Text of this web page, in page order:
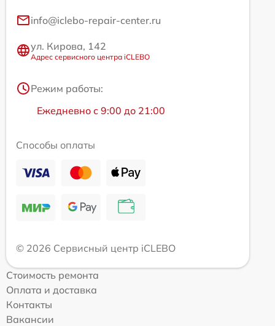
info@iclebo-repair-center.ru
ул. Кирова, 142
Адрес сервисного центра iCLEBO
Режим работы:
Ежедневно с 9:00 до 21:00
Способы оплаты
© 2026 Сервисный центр iCLEBO
Стоимость ремонта
Оплата и доставка
Контакты
Вакансии